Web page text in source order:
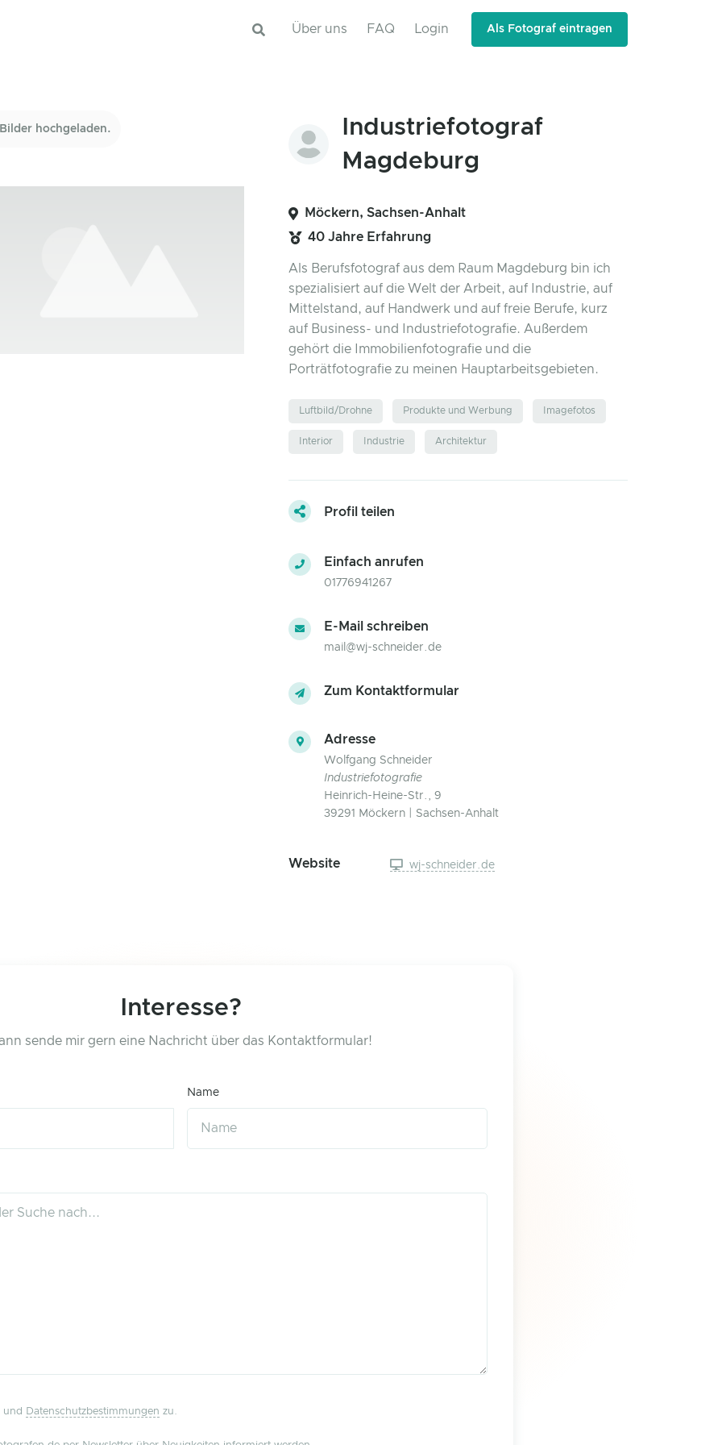
Über uns FAQ Login Als Fotograf eintragen
hochgeladen.
Industriefotograf
Magdeburg
Möckern, Sachsen-Anhalt
40 Jahre Erfahrung
Als Berufsfotograf aus dem Raum Magdeburg bin ich
spezialisiert auf die Welt der Arbeit, auf Industrie, auf
Mittelstand, auf Handwerk und auf freie Berufe, kurz
auf Business- und Industriefotografie. Außerdem
gehört die Immobilienfotografie und die
Porträtfotografie zu meinen Hauptarbeitsgebieten.
Luftbild/Drohne Produkte und Werbung Imagefotos
Interior Industrie Architektur
Profil teilen
Einfach anrufen
01776941267
E-Mail schreiben
mail@wj-schneider.de
Zum Kontaktformular
Adresse
Wolfgang Schneider
Industriefotografie
Heinrich-Heine-Str., 9
39291 Möckern | Sachsen-Anhalt
Website wj-schneider.de
Interesse?
sende mir gern eine Nachricht über das Kontaktformular!
Name
und Datenschutzbestimmungen zu.